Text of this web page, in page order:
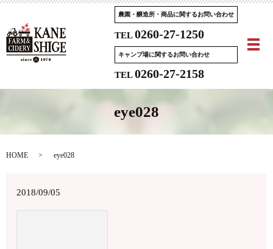
農園・醸造所・商品に関するお問い合わせ
TEL0260-27-1250
キャンプ場に関するお問い合わせ
TEL0260-27-2158
メ
eye028
HOME eye028
2018/09/05